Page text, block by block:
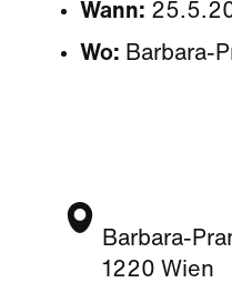
Barbara-
1220 Wien
Wann:
Wo: Barbara-